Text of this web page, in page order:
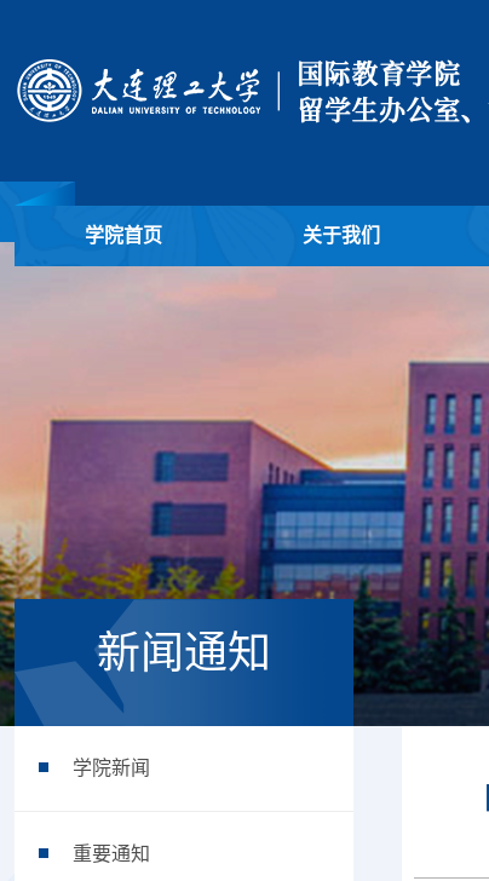
学院首页 关于我们
新闻通知
学院新闻
重要通知